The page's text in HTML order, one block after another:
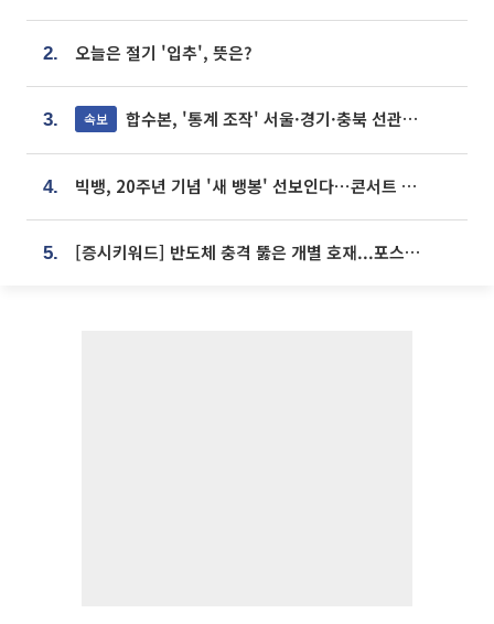
2. 오늘은 절기 '입추', 뜻은?
3. 속보 합수본, '통계 조작' 서울·경기·충북 선관위 등 추가 압수수색
4. 빅뱅, 20주년 기념 '새 뱅봉' 선보인다⋯콘서트 앞두고 팝업 개최
5. [증시키워드] 반도체 충격 뚫은 개별 호재...포스코퓨처엠·에코프로·한화솔루션 '눈길'